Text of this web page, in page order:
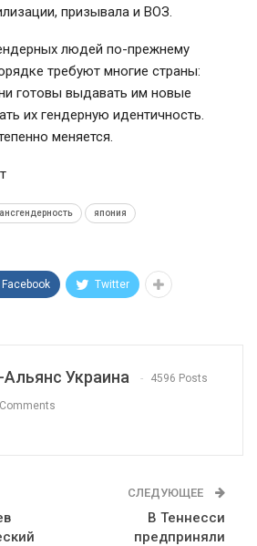
призывала и ВОЗ.
людей по-прежнему
требуют многие страны:
готовы выдавать им новые
их гендерную идентичность.
меняется.
япония
Facebook Twitter
Альянс Украина 4596 Posts
СЛЕДУЮЩЕЕ
В Теннесси
предприняли